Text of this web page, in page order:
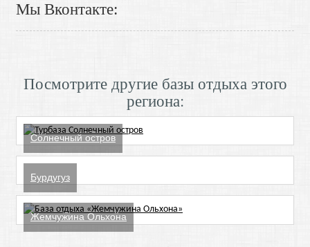
Мы Вконтакте:
Посмотрите другие базы отдыха этого
региона:
Солнечный остров
Бурдугуз
Жемчужина Ольхона